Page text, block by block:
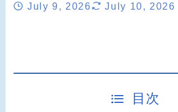
July 9, 2026
July 10, 2026
目次